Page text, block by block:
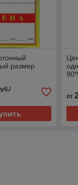
размер
от